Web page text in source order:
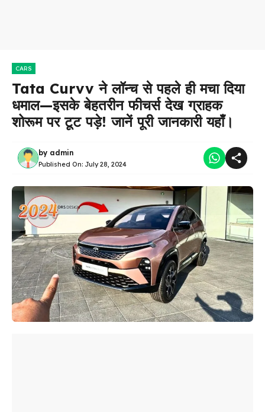
CARS
Tata Curvv ने लॉन्च से पहले ही मचा दिया
धमाल—इसके बेहतरीन फीचर्स देख ग्राहक
शोरूम पर टूट पड़े! जानें पूरी जानकारी यहाँ।
by admin
Published On: July 28, 2024